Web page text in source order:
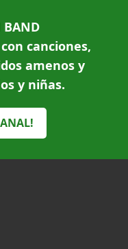
BAND
canciones,
amenos y
y niñas.